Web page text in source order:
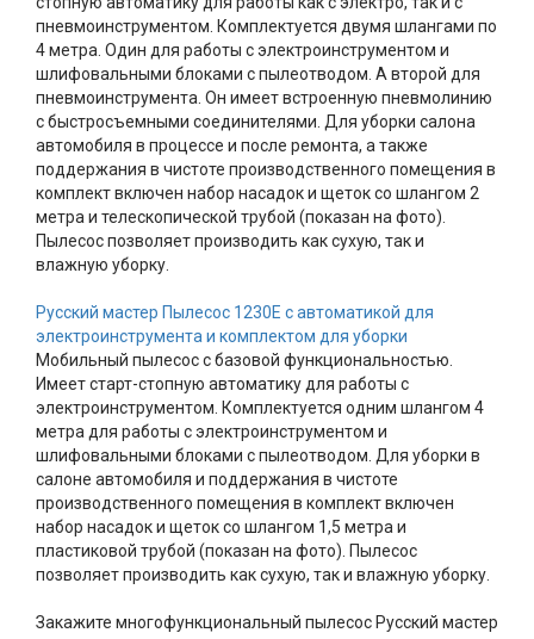
пневмоинструментом. Комплектуется двумя шлангами по
4 метра. Один для работы с электроинструментом и
шлифовальными блоками с пылеотводом. А второй для
пневмоинструмента. Он имеет встроенную пневмолинию
с быстросъемными соединителями. Для уборки салона
автомобиля в процессе и после ремонта, а также
поддержания в чистоте производственного помещения в
комплект включен набор насадок и щеток со шлангом 2
метра и телескопической трубой (показан на фото).
Пылесос позволяет производить как сухую, так и
влажную уборку.
Русский мастер Пылесос 1230E с автоматикой для
электроинструмента и комплектом для уборки
Мобильный пылесос с базовой функциональностью.
Имеет старт-стопную автоматику для работы с
электроинструментом. Комплектуется одним шлангом 4
метра для работы с электроинструментом и
шлифовальными блоками с пылеотводом. Для уборки в
салоне автомобиля и поддержания в чистоте
производственного помещения в комплект включен
набор насадок и щеток со шлангом 1,5 метра и
пластиковой трубой (показан на фото). Пылесос
позволяет производить как сухую, так и влажную уборку.
Закажите многофункциональный пылесос Русский мастер